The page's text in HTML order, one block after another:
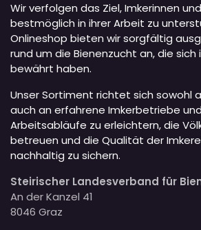
Wir verfolgen das Ziel, Imkerinnen
bestmöglich in ihrer Arbeit zu
Onlineshop bieten wir sorgfältig
rund um die Bienenzucht an, die sich
bewährt haben.
Unser Sortiment richtet sich sowohl
auch an erfahrene Imkerbetriebe
Arbeitsabläufe zu erleichtern, die
betreuen und die Qualität der
nachhaltig zu sichern.
Steirischer Landesverband für
An der Kanzel 41
8046 Graz